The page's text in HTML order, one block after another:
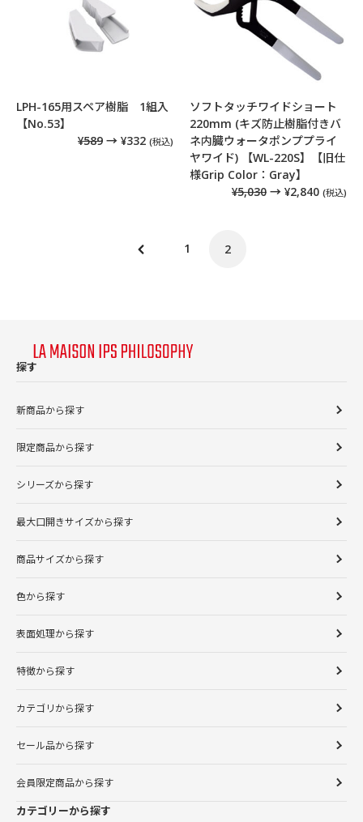
LPH-165用スペア樹脂 1組入
【No.53】
¥589 → ¥332 (税込)
ソフトタッチワイドショート
220mm (キズ防止樹脂付きバ
ネ内臓ウォータポンププライ
ヤワイド) 【WL-220S】【旧仕
様Grip Color：Gray】
¥5,030 → ¥2,840 (税込)
前
1 2
探す
新商品から探す
限定商品から探す
シリーズから探す
最大口開きサイズから探す
商品サイズから探す
色から探す
表面処理から探す
特徴から探す
カテゴリから探す
セール品から探す
会員限定商品から探す
カテゴリーから探す